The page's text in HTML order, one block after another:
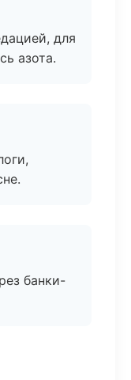
для
азота.
банки-